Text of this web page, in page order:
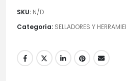
SKU: N/D
Categoría: SELLADORES Y